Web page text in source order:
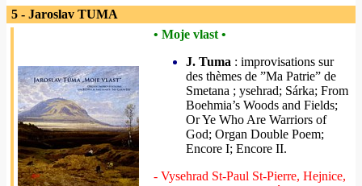
5 - Jaroslav TUMA
• Moje vlast •
J. Tuma : improvisations sur
des thèmes de ”Ma Patrie” de
Smetana ; ysehrad; Sárka; From
Boehmia’s Woods and Fields;
Or Ye Who Are Warriors of
God; Organ Double Poem;
Encore I; Encore II.
- Vysehrad St-Paul St-Pierre, Hejnice,